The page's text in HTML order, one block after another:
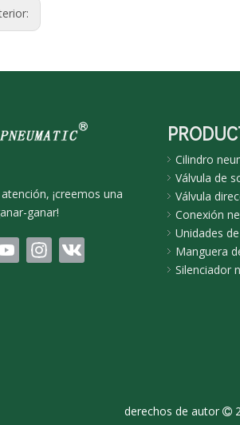
¡creemos una
ganar!
Cilindro
Válvula de
Válvula
Conexión
Unidades
Manguera
Silenciador
derechos de autor 